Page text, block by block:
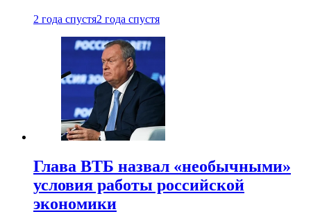
2 года спустя2 года спустя
Глава ВТБ назвал «необычными»
условия работы российской
экономики